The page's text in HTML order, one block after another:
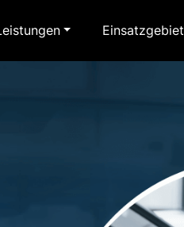
Einsatzgebiet